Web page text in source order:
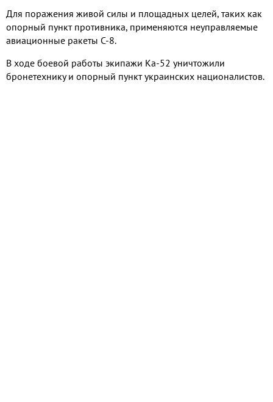
Для поражения живой силы и площадных целей, таких как
опорный пункт противника, применяются неуправляемые
авиационные ракеты С-8.
В ходе боевой работы экипажи Ка-52 уничтожили
бронетехнику и опорный пункт украинских националистов.